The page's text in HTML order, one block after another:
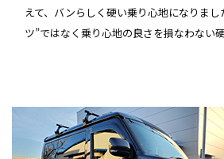
えて、バンらしく硬い乗り心地になりま
ツ”ではなく乗り心地の良さを損なわない